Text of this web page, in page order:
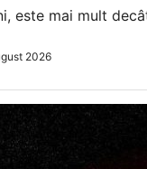
este mai mult
a legăturilor
2026